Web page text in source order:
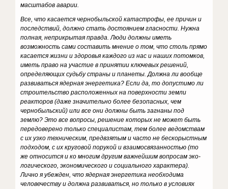
масштабов аварии.
Все, что касается чернобыльской катастрофы, ее причин и
последствий, должно стать достоянием гласности. Нужна
полная, неприкрытая правда. Люди должны иметь
возможность сами составить мнение о том, что столь прямо
касается жизни и здоровья каждого из нас и наших потомков,
иметь право на участие в принятии ключевых ре­шений,
определяющих судьбу страны и планеты. Должна ли вообще
развиваться ядерная энергетика? Если да, то допустимо ли
строительство расположенных на поверхно­сти земли
реакторов (даже значительно более безопасных, чем
чернобыльский) или все они должны быть загнаны под
землю? Это все вопросы, решение которых не мо­жет быть
передоверено только специалистам, тем более ведомствам
с их узко техниче­ским, предвзятым и часто не бескорыстным
подходом, с их круговой порукой и взаимосвязанностью (то
же относится и ко многим другим важнейшим вопросам эко­
логического, экономического и социального характера).
Лично я убежден, что ядерная энергетика необходима
человечеству и должна развиваться, но только в условиях